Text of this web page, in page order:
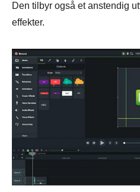
Den tilbyr også et anstendig
effekter.